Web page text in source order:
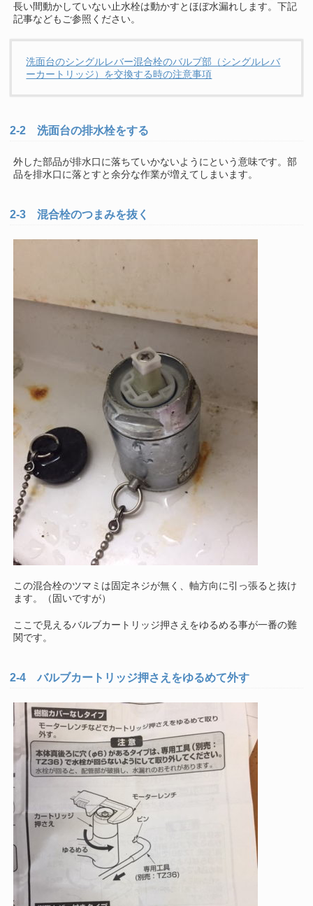
長い間動かしていない止水栓は動かすとほぼ水漏れします。下記
記事などもご参照ください。
洗面台のシングルレバー混合栓のバルブ部（シングルレバ
ーカートリッジ）を交換する時の注意事項
2-2 洗面台の排水栓をする
外した部品が排水口に落ちていかないようにという意味です。部
品を排水口に落とすと余分な作業が増えてしまいます。
2-3 混合栓のつまみを抜く
この混合栓のツマミは固定ネジが無く、軸方向に引っ張ると抜け
ます。（固いですが）
ここで見えるバルブカートリッジ押さえをゆるめる事が一番の難
関です。
2-4 バルブカートリッジ押さえをゆるめて外す